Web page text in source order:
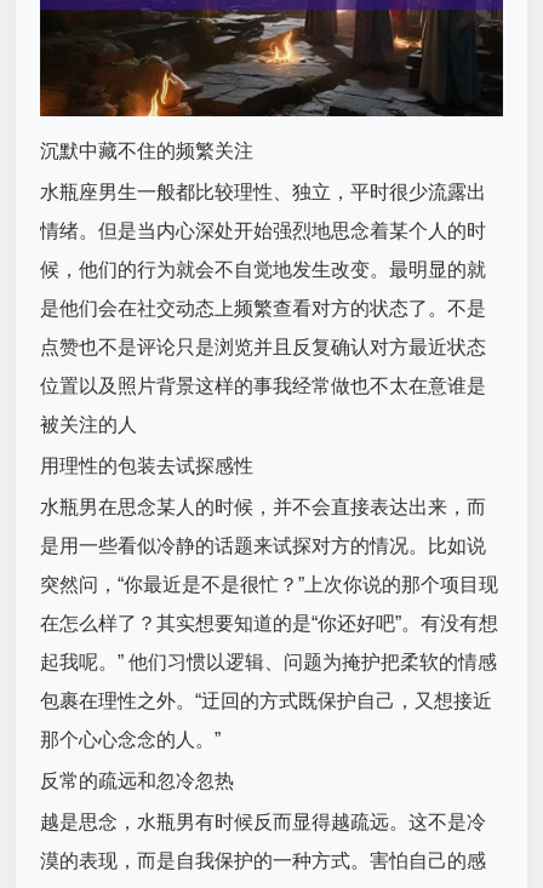
沉默中藏不住的频繁关注
水瓶座男生一般都比较理性、独立，平时很少流露出
情绪。但是当内心深处开始强烈地思念着某个人的时
候，他们的行为就会不自觉地发生改变。最明显的就
是他们会在社交动态上频繁查看对方的状态了。不是
点赞也不是评论只是浏览并且反复确认对方最近状态
位置以及照片背景这样的事我经常做也不太在意谁是
被关注的人
用理性的包装去试探感性
水瓶男在思念某人的时候，并不会直接表达出来，而
是用一些看似冷静的话题来试探对方的情况。比如说
突然问，“你最近是不是很忙？”上次你说的那个项目现
在怎么样了？其实想要知道的是“你还好吧”。有没有想
起我呢。” 他们习惯以逻辑、问题为掩护把柔软的情感
包裹在理性之外。“迂回的方式既保护自己，又想接近
那个心心念念的人。”
反常的疏远和忽冷忽热
越是思念，水瓶男有时候反而显得越疏远。这不是冷
漠的表现，而是自我保护的一种方式。害怕自己的感